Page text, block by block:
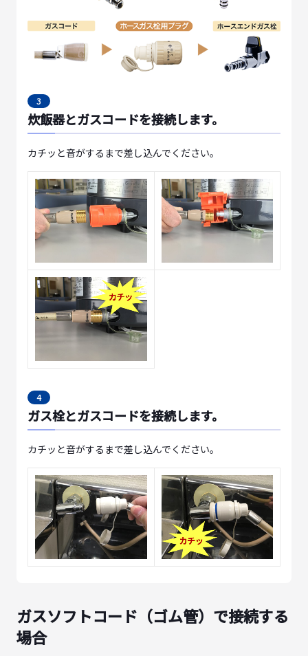
3
炊飯器とガスコードを接続します。
カチッと音がするまで差し込んでください。
4
ガス栓とガスコードを接続します。
カチッと音がするまで差し込んでください。
ガスソフトコード（ゴム管）で接続する
場合